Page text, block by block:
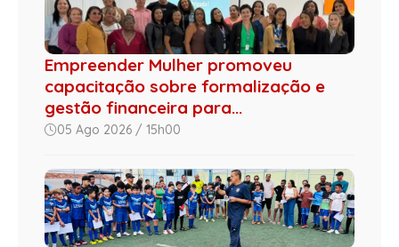
Empreender Mulher promoveu
capacitação sobre formalização e
gestão financeira para...
05 Ago 2026 / 15h00